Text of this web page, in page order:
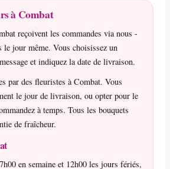
à Combat
reçoivent les commandes via nous -
le jour même. Vous choisissez un
et indiquez la date de livraison.
par des fleuristes à Combat. Vous
le jour de livraison, ou opter pour le
à temps. Tous les bouquets
de fraîcheur.
en semaine et 12h00 les jours fériés,